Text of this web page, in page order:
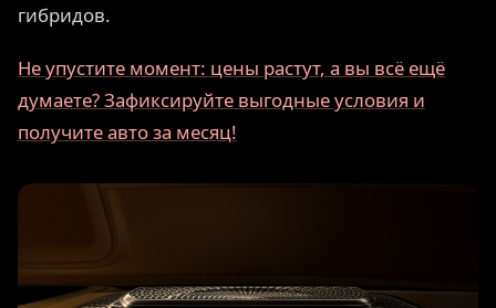
гибридов.
Не упустите момент: цены растут, а вы всё ещё
думаете? Зафиксируйте выгодные условия и
получите авто за месяц!